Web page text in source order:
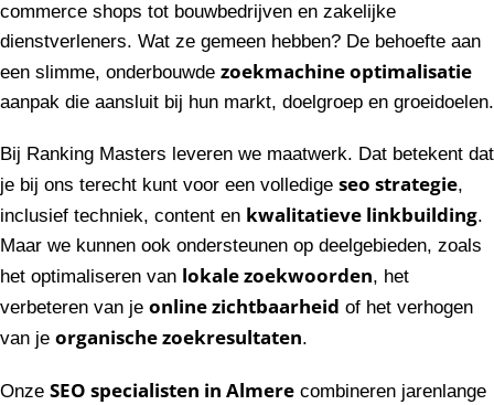
commerce shops tot bouwbedrijven en zakelijke
dienstverleners. Wat ze gemeen hebben? De behoefte aan
een slimme, onderbouwde zoekmachine optimalisatie
aanpak die aansluit bij hun markt, doelgroep en groeidoelen.
Bij Ranking Masters leveren we maatwerk. Dat betekent dat
je bij ons terecht kunt voor een volledige seo strategie,
inclusief techniek, content en kwalitatieve linkbuilding.
Maar we kunnen ook ondersteunen op deelgebieden, zoals
het optimaliseren van lokale zoekwoorden, het
verbeteren van je online zichtbaarheid of het verhogen
van je organische zoekresultaten.
Onze SEO specialisten in Almere combineren jarenlange